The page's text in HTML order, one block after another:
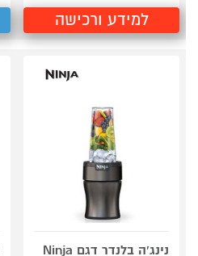
למידע ורכישה
נינג'ה בלנדר דגם Ninja